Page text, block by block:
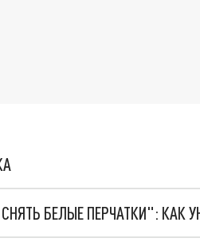
БЕЛЫЕ ПЕРЧАТКИ": КАК